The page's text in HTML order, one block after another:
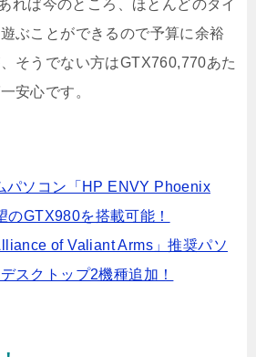
れば今のところ、ほとんどのタイ
ぶことができるので予算に余裕
そうでない方はGTX760,770あた
安心です。
パソコン「HP ENVY Phoenix
GTX980を搭載可能！
of Valiant Arms」推奨パソ
スクトップ2機種追加！